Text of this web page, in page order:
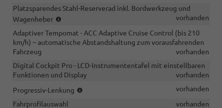
Platzsparendes Stahl-Reserverad inkl. Bordwerkzeug und
Wagenheber
mit
eHybrid)
vorhanden
Adaptiver Tempomat - ACC Adaptive Cruise Control (bis 210
km/h) – automatische Abstandshaltung zum vorausfahrenden
Fahrzeug
vorhanden
Digital Cockpit Pro - LCD-Instrumententafel mit einstellbaren
Funktionen und Display
vorhanden
Progressiv-Lenkung
vorhanden
Fahrprofilauswahl
vorhanden